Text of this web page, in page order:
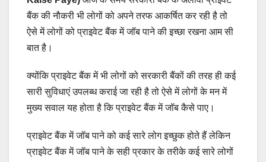
बैंक की नौकरी भी लोगों को अपने तरफ आकर्षित कर रही है तो
ऐसे में लोगों को प्राइवेट बैंक में जॉब पाने की इच्छा रखना आम सी
बात है।
क्योंकि प्राइवेट बैंक में भी लोगों को सरकारी बैंकों की तरह ही कई
सारी सुविधाएं उपलब्ध कराई जा रही है तो ऐसे में लोगों के मन में
मुख्य सवाल यह होता है कि प्राइवेट बैंक में जॉब कैसे पाए।
प्राइवेट बैंक में जॉब पाने को कई सारे लोग इच्छुक होते हैं लेकिन
प्राइवेट बैंक में जॉब पाने के सही प्रकार के तरीके कई सारे लोगों